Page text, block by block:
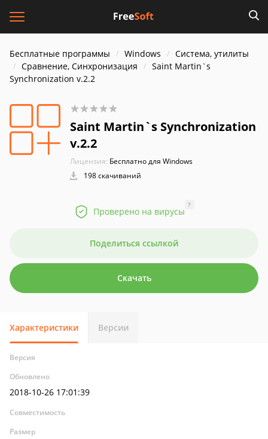
Бесплатные программы Windows
Система, утилиты
Сравнение, Синхронизация
Saint Martin`s
Synchronization v.2.2
Saint Martin`s Synchronization
v.2.2
Лицензия: Бесплатно для Windows
198 скачиваний
Проверено на вирусы
?
Поделиться ссылкой
Скачать
Характеристики Версии
Версия
Обновлено
2018-10-26 17:01:39
Совместимость
Размер